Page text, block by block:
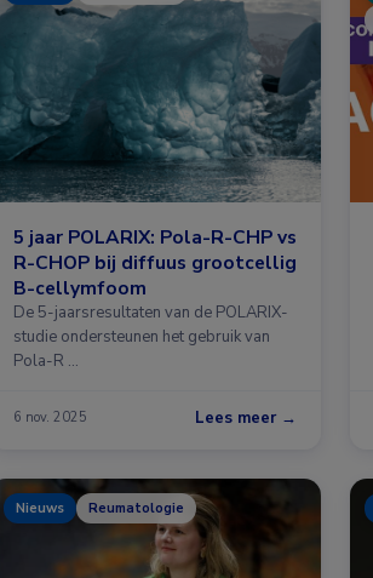
5 jaar POLARIX: Pola-R-CHP vs
R-CHOP bij diffuus grootcellig
B-cellymfoom
De 5-jaarsresultaten van de POLARIX-
studie ondersteunen het gebruik van
Pola-R …
6 nov. 2025 Lees meer →
Nieuws Reumatologie